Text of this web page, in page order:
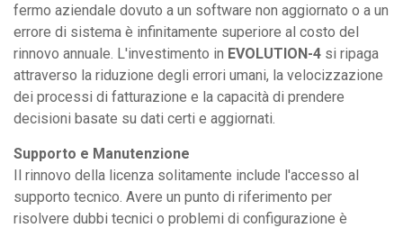
fermo aziendale dovuto a un software non aggiornato o a un
errore di sistema è infinitamente superiore al costo del
rinnovo annuale. L'investimento in EVOLUTION-4 si ripaga
attraverso la riduzione degli errori umani, la velocizzazione
dei processi di fatturazione e la capacità di prendere
decisioni basate su dati certi e aggiornati.
Supporto e Manutenzione
Il rinnovo della licenza solitamente include l'accesso al
supporto tecnico. Avere un punto di riferimento per
risolvere dubbi tecnici o problemi di configurazione è